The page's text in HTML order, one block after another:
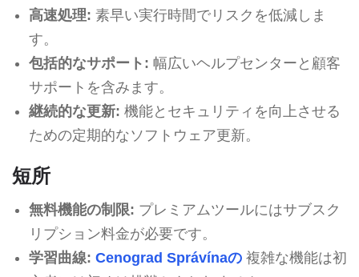
高速処理: 素早い実行時間でリスクを低減しま
す。
包括的なサポート: 幅広いヘルプセンターと顧客
サポートを含みます。
継続的な更新: 機能とセキュリティを向上させる
ための定期的なソフトウェア更新。
短所
無料機能の制限: プレミアムツールにはサブスク
リプション料金が必要です。
学習曲線: Cenograd Správínaの複雑な機能は初